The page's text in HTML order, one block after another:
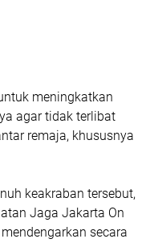
meningkatkan
agar tidak terlibat
remaja, khususnya
keakraban tersebut,
Jaga Jakarta On
secara